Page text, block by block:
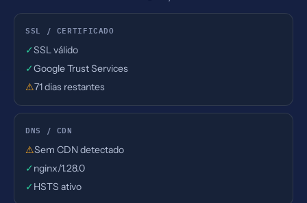
SSL / CERTIFICADO
✓SSL válido
✓Google Trust Services
⚠71 dias restantes
DNS / CDN
⚠Sem CDN detectado
✓ nginx/1.28.0
✓ HSTS ativo